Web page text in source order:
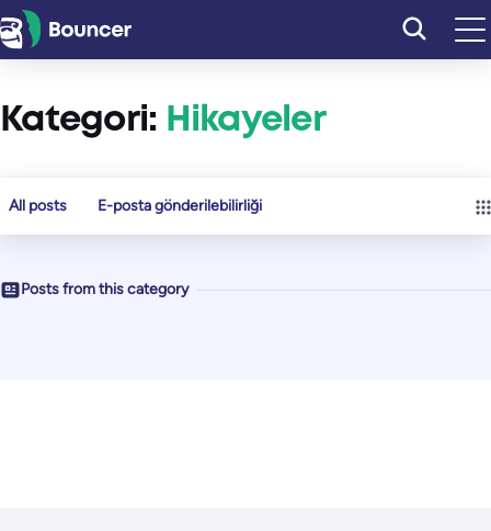
İçeriğe
geç
Kategori: Hikayeler
All posts E-posta gönderilebilirliği
Posts from this category